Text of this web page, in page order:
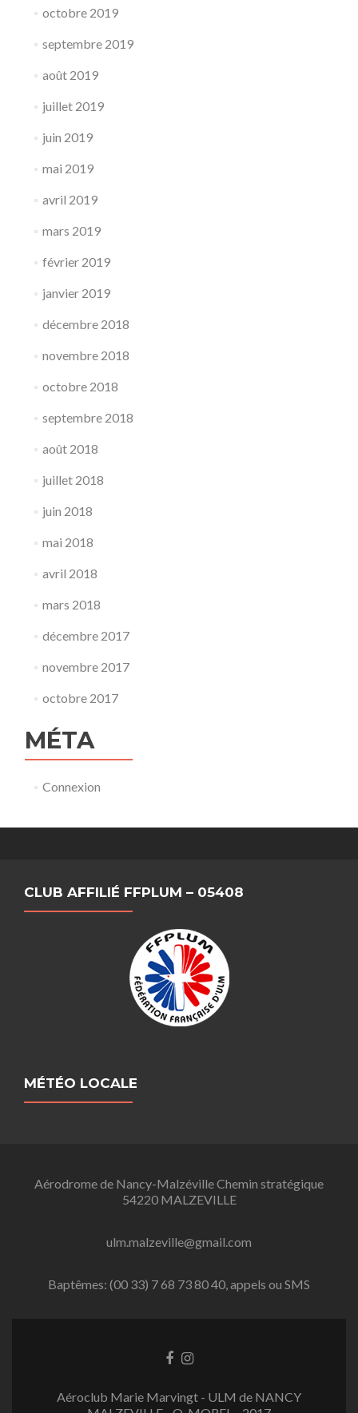
octobre 2019
septembre 2019
août 2019
juillet 2019
juin 2019
mai 2019
avril 2019
mars 2019
février 2019
janvier 2019
décembre 2018
novembre 2018
octobre 2018
septembre 2018
août 2018
juillet 2018
juin 2018
mai 2018
avril 2018
mars 2018
décembre 2017
novembre 2017
octobre 2017
MÉTA
Connexion
CLUB AFFILIÉ FFPLUM – 05408
MÉTÉO LOCALE
Aérodrome de Nancy-Malzéville Chemin stratégique
54220 MALZEVILLE
ulm.malzeville@gmail.com
Baptêmes: (00 33) 7 68 73 80 40, appels ou SMS
L
n
L
n
Aéroclub Marie Marvingt - ULM de NANCY